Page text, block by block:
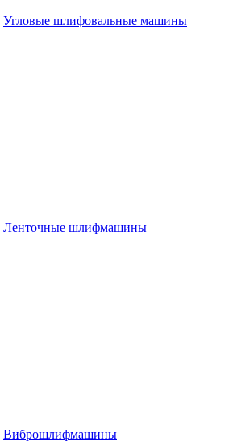
Угловые шлифовальные машины
Ленточные шлифмашины
Виброшлифмашины